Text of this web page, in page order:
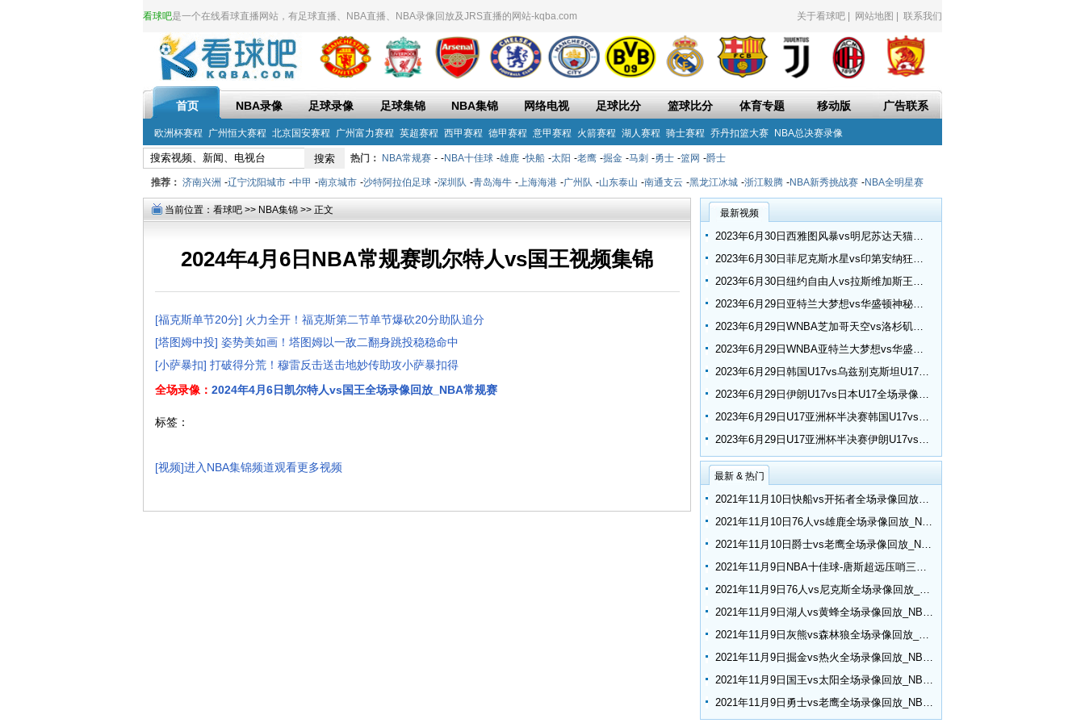
看球吧是一个在线看球直播网站，有足球直播、NBA直播、NBA录像回放及JRS直播的网站-kqba.com 关于看球吧 网站地图 联系我们
首页 NBA录像 足球录像 足球集锦 NBA集锦 网络电视 足球比分 篮球比分 体育专题 移动版 广告联系
欧洲杯赛程 广州恒大赛程 北京国安赛程 广州富力赛程 英超赛程 西甲赛程 德甲赛程 意甲赛程 火箭赛程 湖人赛程 骑士赛程 乔丹扣篮大赛 NBA总决赛录像
热门： NBA常规赛 - -NBA十佳球 -雄鹿 -快船 -太阳 -老鹰 -掘金 -马刺 -勇士 -篮网 -爵士
推荐： 济南兴洲 -辽宁沈阳城市 -中甲 -南京城市 -沙特阿拉伯足球 -深圳队 -青岛海牛 -上海海港 -广州队 -山东泰山 -南通支云 -黑龙江冰城 -浙江毅腾 -NBA新秀挑战赛 -NBA全明星赛
当前位置： 看球吧 >> NBA集锦 >> 正文
2024年4月6日NBA常规赛凯尔特人vs国王视频集锦
[福克斯单节20分] 火力全开！福克斯第二节单节爆砍20分助队追分
[塔图姆中投] 姿势美如画！塔图姆以一敌二翻身跳投稳稳命中
[小萨暴扣] 打破得分荒！穆雷反击送击地妙传助攻小萨暴扣得
全场录像： 2024年4月6日凯尔特人vs国王全场录像回放_NBA常规赛
标签：
[视频]进入NBA集锦频道观看更多视频
最新视频
2023年6月30日西雅图风暴vs明尼苏达天猫全场录像回放_WNBA常规赛
2023年6月30日菲尼克斯水星vs印第安纳狂热全场录像回放_WNBA常规赛
2023年6月30日纽约自由人vs拉斯维加斯王牌全场录像回放_WNBA常规赛
2023年6月29日亚特兰大梦想vs华盛顿神秘人全场录像回放_WNBA常规赛
2023年6月29日WNBA芝加哥天空vs洛杉矶火花视频集锦
2023年6月29日WNBA亚特兰大梦想vs华盛顿神秘人视频集锦
2023年6月29日韩国U17vs乌兹别克斯坦U17全场录像回放_U17亚洲杯半决赛
2023年6月29日伊朗U17vs日本U17全场录像回放_U17亚洲杯半决赛
2023年6月29日U17亚洲杯半决赛韩国U17vs乌兹别克斯坦U17比赛集锦
2023年6月29日U17亚洲杯半决赛伊朗U17vs日本U17比赛集锦
最新 & 热门
2021年11月10日快船vs开拓者全场录像回放_NBA常规赛
2021年11月10日76人vs雄鹿全场录像回放_NBA常规赛
2021年11月10日爵士vs老鹰全场录像回放_NBA常规赛
2021年11月9日NBA十佳球-唐斯超远压哨三分 小乔丹空接隔扣
2021年11月9日76人vs尼克斯全场录像回放_NBA常规赛
2021年11月9日湖人vs黄蜂全场录像回放_NBA常规赛
2021年11月9日灰熊vs森林狼全场录像回放_NBA常规赛
2021年11月9日掘金vs热火全场录像回放_NBA常规赛
2021年11月9日国王vs太阳全场录像回放_NBA常规赛
2021年11月9日勇士vs老鹰全场录像回放_NBA常规赛